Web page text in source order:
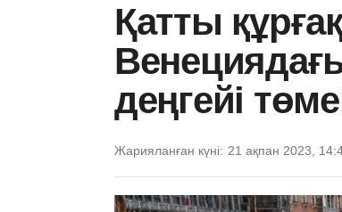
Қатты
деңгейі
Жарияланған күні: 21 ақпан 2023,